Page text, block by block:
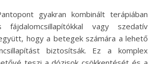
gyakran kombinált terápiában
fájdalomcsillapítókkal vagy szedatív
hogy a betegek számára a lehető
biztosítsák. Ez a komplex